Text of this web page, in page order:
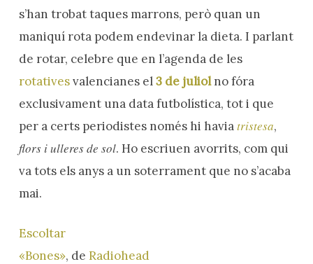
s’han trobat taques marrons, però quan un
maniquí rota podem endevinar la dieta. I parlant
de rotar, celebre que en l’agenda de les
rotativesvalencianes el3 de juliolno fóra
exclusivament una data futbolística, tot i que
per a certs periodistes només hi haviatristesa,
flors i ulleres de sol. Ho escriuen avorrits, com qui
va tots els anys a un soterrament que no s’acaba
mai.
Escoltar
«Bones», de Radiohead